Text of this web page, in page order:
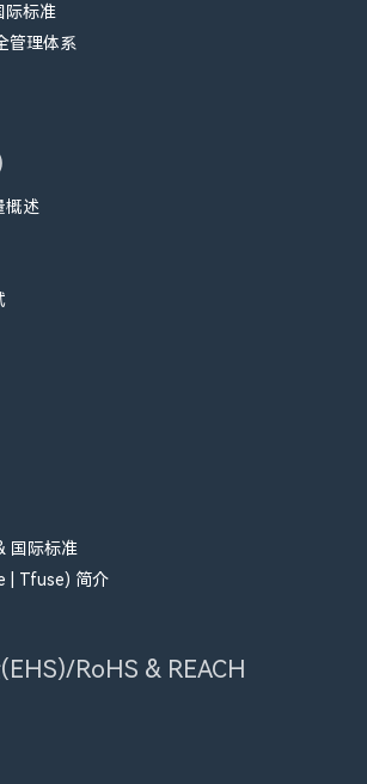
际标准
管理体系
概述
国际标准
| Tfuse) 简介
RoHS & REACH